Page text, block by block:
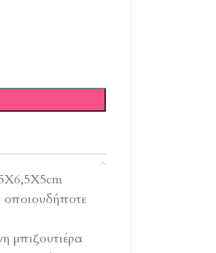
οποιουδήποτε
μπιζουτιέρα